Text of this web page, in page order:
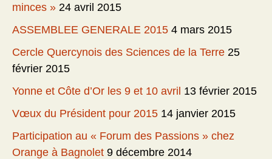
minces » 24 avril 2015
ASSEMBLEE GENERALE 2015 4 mars 2015
Cercle Quercynois des Sciences de la Terre 25
février 2015
Yonne et Côte d’Or les 9 et 10 avril 13 février 2015
Vœux du Président pour 2015 14 janvier 2015
Participation au « Forum des Passions » chez
Orange à Bagnolet 9 décembre 2014